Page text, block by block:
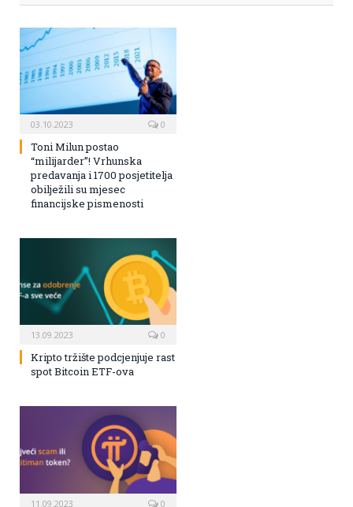
03.10.2023 0
Toni Milun postao
“milijarder”! Vrhunska
predavanja i 1700 posjetitelja
obilježili su mjesec
financijske pismenosti
13.09.2023 0
Kripto tržište podcjenjuje rast
spot Bitcoin ETF-ova
11.09.2023 0